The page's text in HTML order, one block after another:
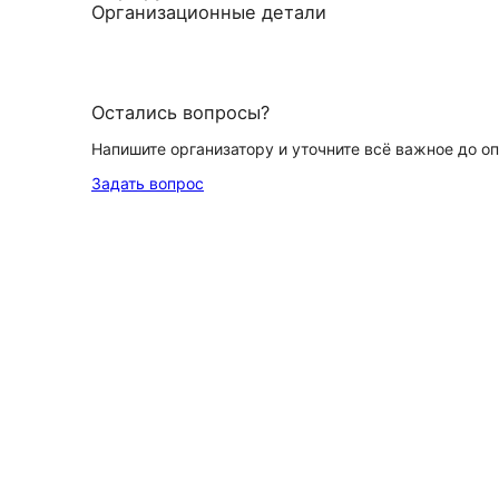
Организационные детали
Остались вопросы?
Напишите организатору и уточните всё важное до
Задать вопрос